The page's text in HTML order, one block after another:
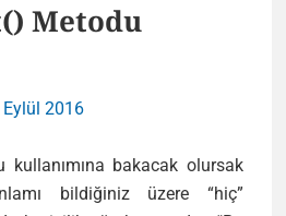
Metodu
2016
kullanımına bakacak olursak
bildiğiniz üzere “hiç”